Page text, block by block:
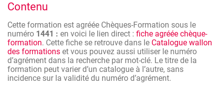
organes
Contenu
Cette formation est agréée Chèques-Formation sous le
numéro 1441 : en voici le lien direct : fiche agréée chèque-
formation. Cette fiche se retrouve dans le Catalogue wallon
des formations et vous pouvez aussi utiliser le numéro
d’agrément dans la recherche par mot-clé. Le titre de la
formation peut varier d’un catalogue à l’autre, sans
incidence sur la validité du numéro d’agrément.